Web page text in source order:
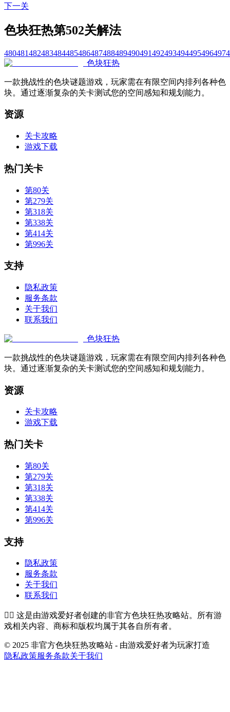
下一关
色块狂热第502关解法
480481482483484485486487488489490491492493494495496497
色块狂热
一款挑战性的色块谜题游戏，玩家需在有限空间内排列各种色
块。通过逐渐复杂的关卡测试您的空间感知和规划能力。
资源
关卡攻略
游戏下载
热门关卡
第80关
第279关
第318关
第338关
第414关
第996关
支持
隐私政策
服务条款
关于我们
联系我们
色块狂热
一款挑战性的色块谜题游戏，玩家需在有限空间内排列各种色
块。通过逐渐复杂的关卡测试您的空间感知和规划能力。
资源
关卡攻略
游戏下载
热门关卡
第80关
第279关
第318关
第338关
第414关
第996关
支持
隐私政策
服务条款
关于我们
联系我们
👉🏻 这是由游戏爱好者创建的非官方色块狂热攻略站。所有游
戏相关内容、商标和版权均属于其各自所有者。
© 2025 非官方色块狂热攻略站 - 由游戏爱好者为玩家打造
隐私政策服务条款关于我们